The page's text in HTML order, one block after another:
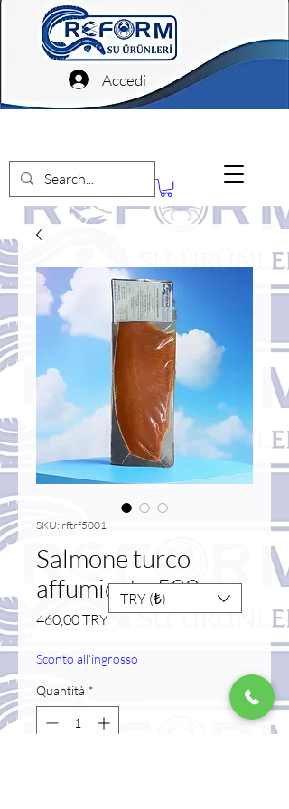
Accedi
SKU: rftrf5001
Salmone turco
affumicato 500 gr
460,00 TRYPrezzo
Sconto all'ingrosso
Quantità *
TRY (₺)